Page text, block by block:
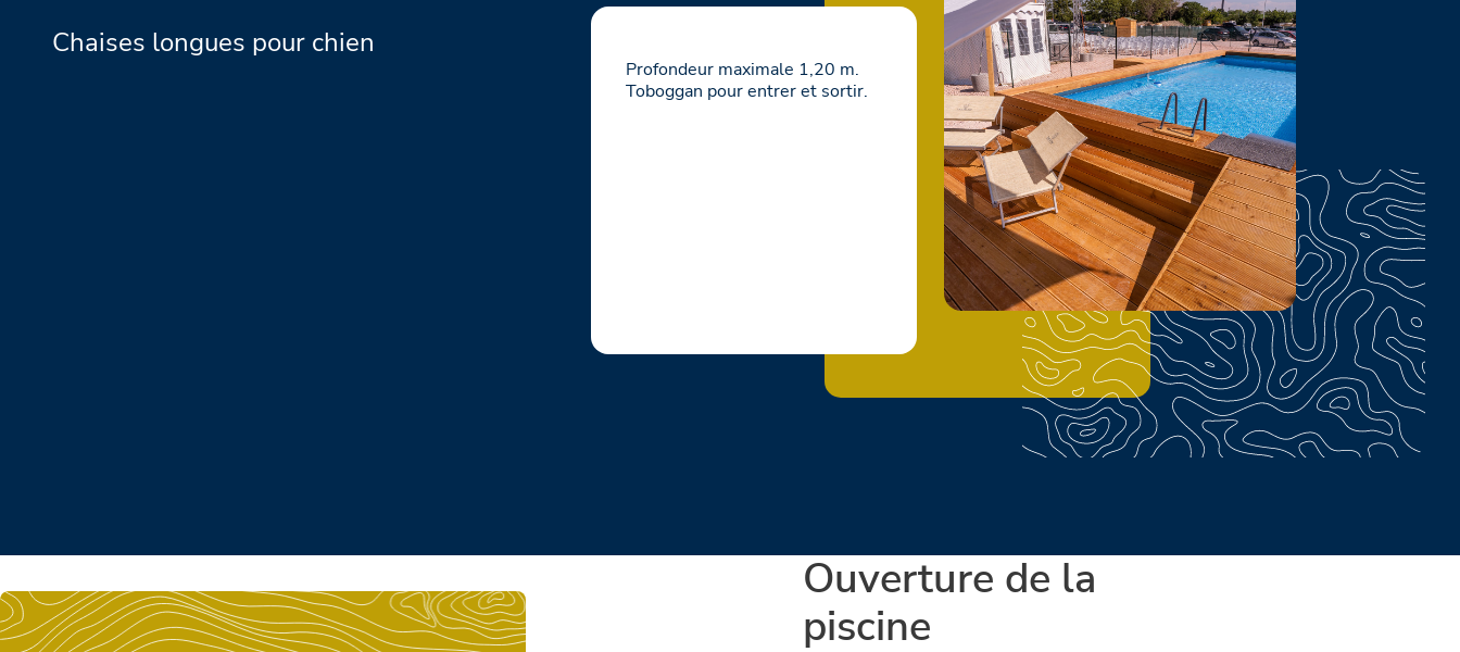
Chaises longues pour chien
Profondeur maximale 1,20 m.
Toboggan pour entrer et sortir.
Ouverture de la
piscine